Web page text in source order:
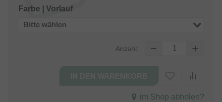
Farbe | Vorlauf
Bitte wählen
Anzahl:
im Shop abholen?